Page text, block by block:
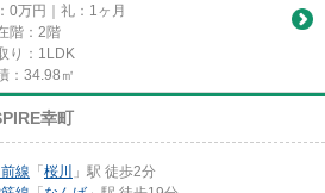
0万円｜礼：1ヶ月
階：2階
り：1LDK
：34.98㎡
幸町
線 「 桜川
」駅 徒歩2分